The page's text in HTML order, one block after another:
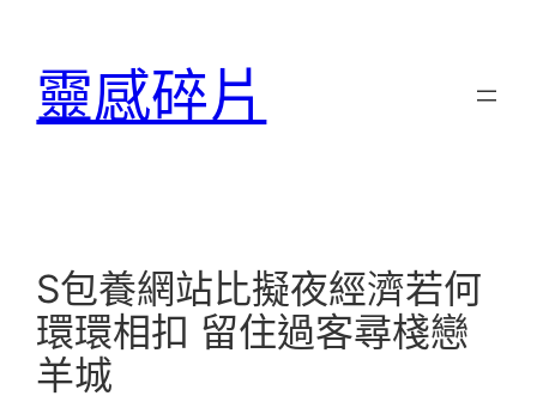
靈感碎片
S包養網站比擬夜經濟若何
環環相扣 留住過客尋棧戀
羊城